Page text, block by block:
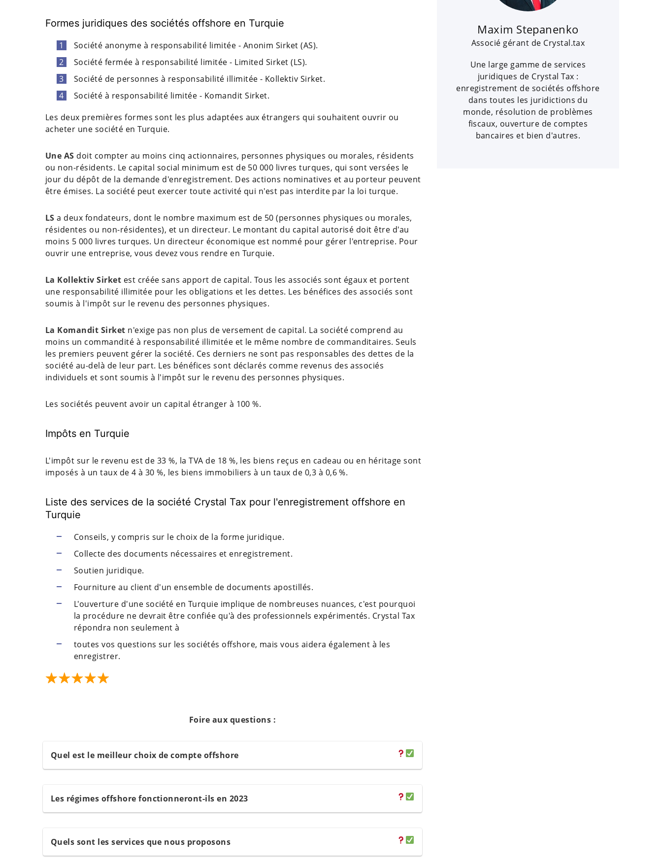
Formes juridiques des sociétés offshore en Turquie
Société anonyme à responsabilité limitée - Anonim Sirket (AS).
Société fermée à responsabilité limitée - Limited Sirket (LS).
Société de personnes à responsabilité illimitée - Kollektiv Sirket.
Société à responsabilité limitée - Komandit Sirket.
Les deux premières formes sont les plus adaptées aux étrangers qui souhaitent ouvrir ou
acheter une société en Turquie.
Une AS doit compter au moins cinq actionnaires, personnes physiques ou morales, résidents
ou non-résidents. Le capital social minimum est de 50 000 livres turques, qui sont versées le
jour du dépôt de la demande d'enregistrement. Des actions nominatives et au porteur peuvent
être émises. La société peut exercer toute activité qui n'est pas interdite par la loi turque.
LS a deux fondateurs, dont le nombre maximum est de 50 (personnes physiques ou morales,
résidentes ou non-résidentes), et un directeur. Le montant du capital autorisé doit être d'au
moins 5 000 livres turques. Un directeur économique est nommé pour gérer l'entreprise. Pour
ouvrir une entreprise, vous devez vous rendre en Turquie.
La Kollektiv Sirket est créée sans apport de capital. Tous les associés sont égaux et portent
une responsabilité illimitée pour les obligations et les dettes. Les bénéfices des associés sont
soumis à l'impôt sur le revenu des personnes physiques.
La Komandit Sirket n'exige pas non plus de versement de capital. La société comprend au
moins un commandité à responsabilité illimitée et le même nombre de commanditaires. Seuls
les premiers peuvent gérer la société. Ces derniers ne sont pas responsables des dettes de la
société au-delà de leur part. Les bénéfices sont déclarés comme revenus des associés
individuels et sont soumis à l'impôt sur le revenu des personnes physiques.
Les sociétés peuvent avoir un capital étranger à 100 %.
Impôts en Turquie
L'impôt sur le revenu est de 33 %, la TVA de 18 %, les biens reçus en cadeau ou en héritage sont
imposés à un taux de 4 à 30 %, les biens immobiliers à un taux de 0,3 à 0,6 %.
Liste des services de la société Crystal Tax pour l'enregistrement offshore en
Turquie
Conseils, y compris sur le choix de la forme juridique.
Collecte des documents nécessaires et enregistrement.
Soutien juridique.
Fourniture au client d'un ensemble de documents apostillés.
L'ouverture d'une société en Turquie implique de nombreuses nuances, c'est pourquoi
la procédure ne devrait être confiée qu'à des professionnels expérimentés. Crystal Tax
répondra non seulement à
toutes vos questions sur les sociétés offshore, mais vous aidera également à les
enregistrer.
Foire aux questions :
Quel est le meilleur choix de compte offshore
Les régimes offshore fonctionneront-ils en 2023
Quels sont les services que nous proposons
Maxim Stepanenko
Associé gérant de Crystal.tax
Une large gamme de services
juridiques de Crystal Tax :
enregistrement de sociétés offshore
dans toutes les juridictions du
monde, résolution de problèmes
fiscaux, ouverture de comptes
bancaires et bien d'autres.